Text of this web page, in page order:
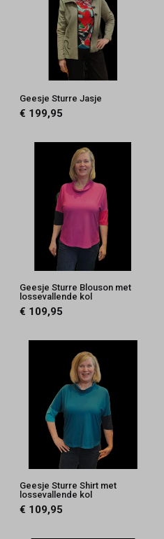
Geesje Sturre Jasje
€ 199,95
Geesje Sturre Blouson met
lossevallende kol
€ 109,95
Geesje Sturre Shirt met
lossevallende kol
€ 109,95